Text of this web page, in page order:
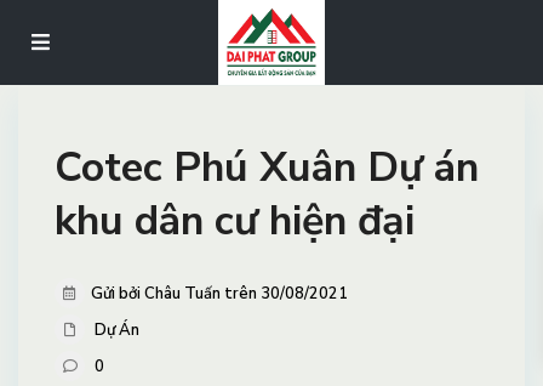
Cotec Phú Xuân Dự án
khu dân cư hiện đại
Gửi bởi Châu Tuấn trên 30/08/2021
Dự Án
0